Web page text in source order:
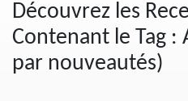
Découvrez les
Contenant le Tag :
par nouveautés)